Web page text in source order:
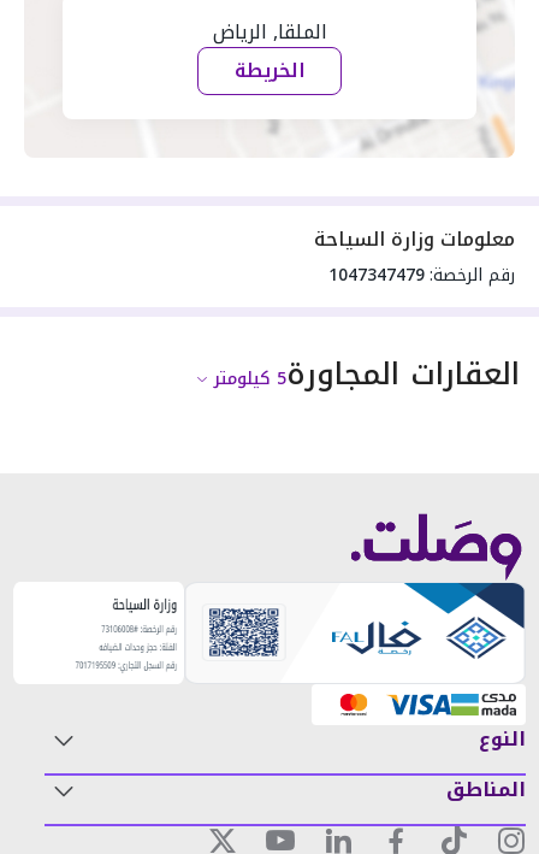
الملقا, الرياض
الخريطة
معلومات وزارة السياحة
رقم الرخصة:1047347479
العقارات المجاورة5 كيلومتر
النوع
المناطق